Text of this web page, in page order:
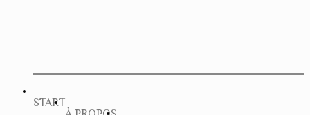
START